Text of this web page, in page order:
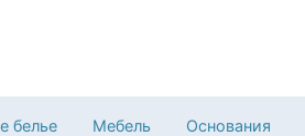
белье Мебель Основания